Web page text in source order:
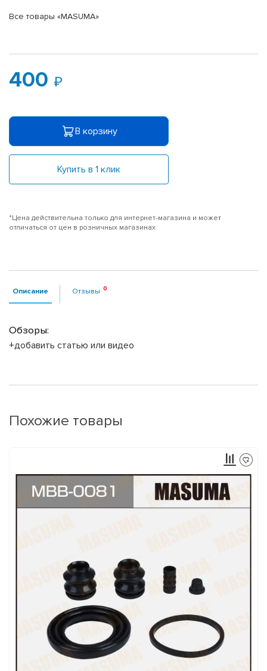
Все товары «MASUMA»
400
В корзину
Купить в 1 клик
*Цена действительна только для интернет-магазина и может
отличаться от цен в розничных магазинах
Описание Отзывы
Обзоры:
+добавить статью или видео
Похожие товары